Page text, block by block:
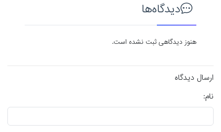
دیدگاه‌ها
هنوز دیدگاهی ثبت نشده است.
ارسال دیدگاه
نام: